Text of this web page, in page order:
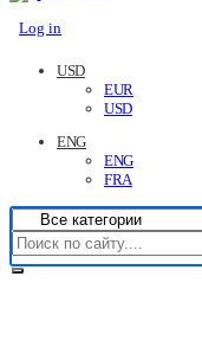
Log in
USD
EUR
USD
ENG
ENG
FRA